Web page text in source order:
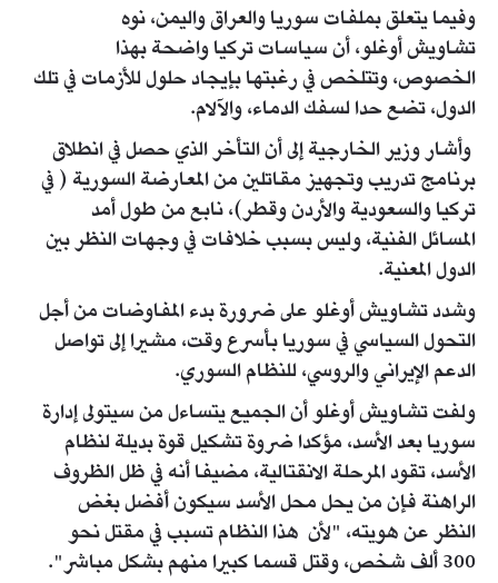
وفيما يتعلق بملفات سوريا والعراق واليمن، نوه
تشاويش أوغلو، أن سياسات تركيا واضحة بهذا
الخصوص، وتتلخص في رغبتها بإيجاد حلول للأزمات في تلك
الدول، تضع حدا لسفك الدماء، والآلام.
وأشار وزير الخارجية إلى أن التأخر الذي حصل في انطلاق
برنامج تدريب وتجهيز مقاتلين من المعارضة السورية ( في
تركيا والسعودية والأردن وقطر)، نابع من طول أمد
المسائل الفنية، وليس بسبب خلافات في وجهات النظر بين
الدول المعنية.
وشدد تشاويش أوغلو على ضرورة بدء المفاوضات من أجل
التحول السياسي في سوريا بأسرع وقت، مشيرا إلى تواصل
الدعم الإيراني والروسي، للنظام السوري.
ولفت تشاويش أوغلو أن الجميع يتساءل من سيتولى إدارة
سوريا بعد الأسد، مؤكدا ضروة تشكيل قوة بديلة لنظام
الأسد، تقود المرحلة الانقتالية، مضيفا أنه في ظل الظروف
الراهنة فإن من يحل محل الأسد سيكون أفضل بغض
النظر عن هويته، "لأن هذا النظام تسبب في مقتل نحو
300 ألف شخص، وقتل قسما كبيرا منهم بشكل مباشر".